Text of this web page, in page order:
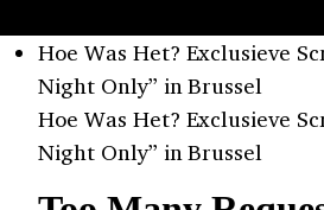
Hoe Was Het? Exclusieve
Night Only” in Brussel
Hoe Was Het? Exclusieve
Night Only” in Brussel